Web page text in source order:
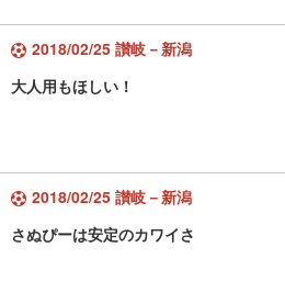
2018/02/25 讃岐－新潟
大人用もほしい！
2018/02/25 讃岐－新潟
さぬぴーは安定のカワイさ